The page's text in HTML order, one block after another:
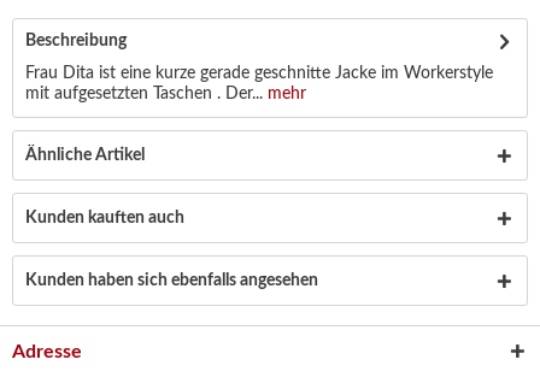
Beschreibung
Frau Dita ist eine kurze gerade geschnitte Jacke im Workerstyle
mit aufgesetzten Taschen . Der... mehr
Ähnliche Artikel
Kunden kauften auch
Kunden haben sich ebenfalls angesehen
Adresse